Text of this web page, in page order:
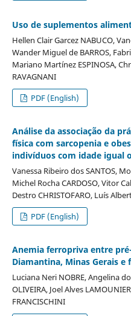
Uso de suplementos
Hellen Clair Garcez NABUCO,
Wander Miguel de BARROS,
Mariano Martínez ESPINOSA,
RAVAGNANI
PDF (English)
Análise da associação da
física com sarcopenia e
indivíduos com idade igual
Vanessa Ribeiro dos SANTOS,
Michel Rocha CARDOSO, Vitor
Destro CHRISTOFARO, Luís
PDF (English)
Anemia ferropriva entre
Diamantina, Minas Gerais e
Luciana Neri NOBRE, Angelina
OLIVEIRA, Joel Alves
FRANCISCHINI